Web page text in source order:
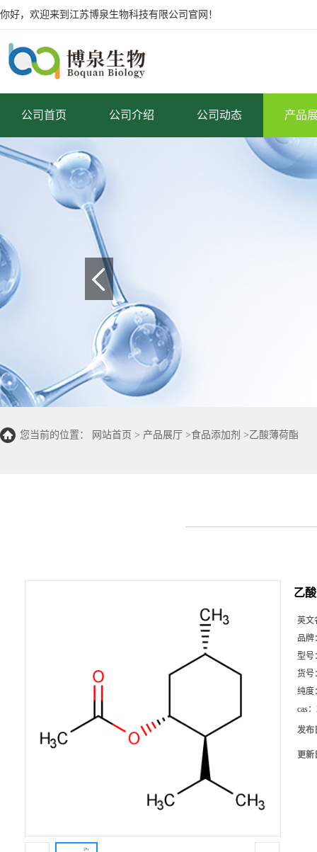
你好，欢迎来到江苏博泉生物科技有限公司官网！
公司首页 公司介绍 公司动态 产品
您当前的位置： 网站首页 > 产品展厅 >食品添加剂 >乙酸薄荷酯
乙
英文
品牌
型号
货号
纯度
cas：
发布
更新